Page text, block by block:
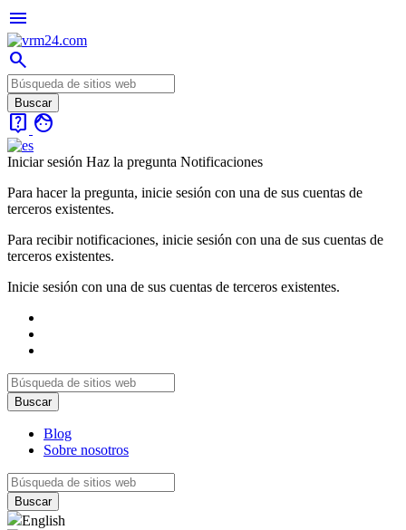
menu
search
live_help face
Iniciar sesión Haz la pregunta Notificaciones
Para hacer la pregunta, inicie sesión con una de sus cuentas de
terceros existentes.
Para recibir notificaciones, inicie sesión con una de sus cuentas de
terceros existentes.
Inicie sesión con una de sus cuentas de terceros existentes.
Blog
Sobre nosotros
English